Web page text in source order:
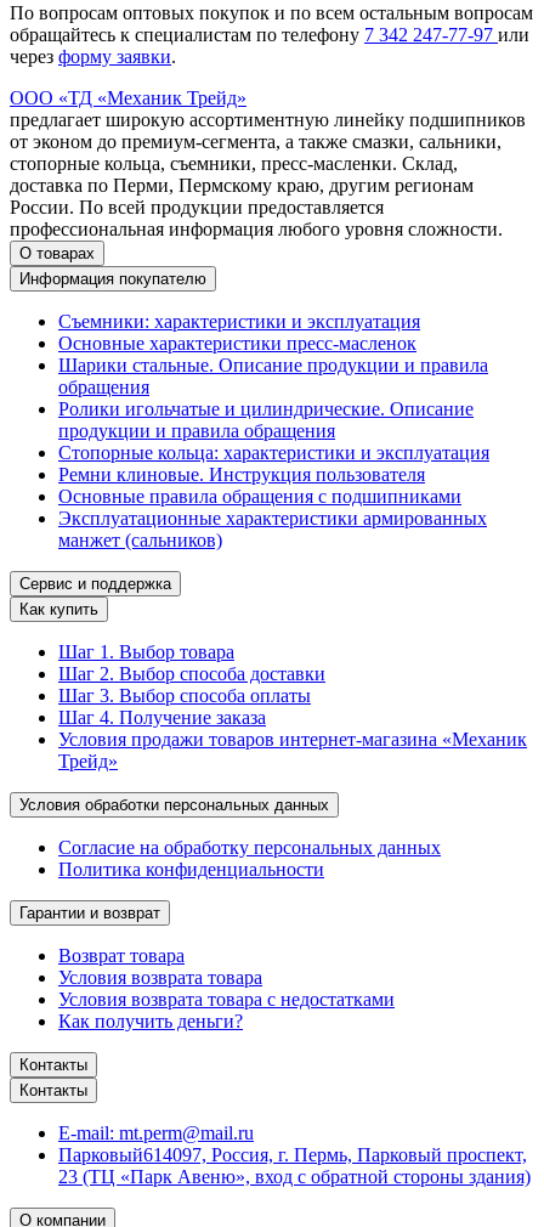
По вопросам оптовых покупок и по всем остальным вопросам
обращайтесь к специалистам по телефону 7 342 247-77-97 или
через форму заявки.
ООО «ТД «Механик Трейд»
предлагает широкую ассортиментную линейку подшипников
от эконом до премиум-сегмента, а также смазки, сальники,
стопорные кольца, съемники, пресс-масленки. Склад,
доставка по Перми, Пермскому краю, другим регионам
России. По всей продукции предоставляется
профессиональная информация любого уровня сложности.
О товарах
Информация покупателю
Съемники: характеристики и эксплуатация
Основные характеристики пресс‑масленок
Шарики стальные. Описание продукции и правила
обращения
Ролики игольчатые и цилиндрические. Описание
продукции и правила обращения
Стопорные кольца: характеристики и эксплуатация
Ремни клиновые. Инструкция пользователя
Основные правила обращения с подшипниками
Эксплуатационные характеристики армированных
манжет (сальников)
Сервис и поддержка
Как купить
Шаг 1. Выбор товара
Шаг 2. Выбор способа доставки
Шаг 3. Выбор способа оплаты
Шаг 4. Получение заказа
Условия продажи товаров интернет-магазина «Механик
Трейд»
Условия обработки персональных данных
Согласие на обработку персональных данных
Политика конфиденциальности
Гарантии и возврат
Возврат товара
Условия возврата товара
Условия возврата товара с недостатками
Как получить деньги?
Контакты
Контакты
E-mail: mt.perm@mail.ru
Парковый614097, Россия, г. Пермь, Парковый проспект,
23 (ТЦ «Парк Авеню», вход с обратной стороны здания)
О компании